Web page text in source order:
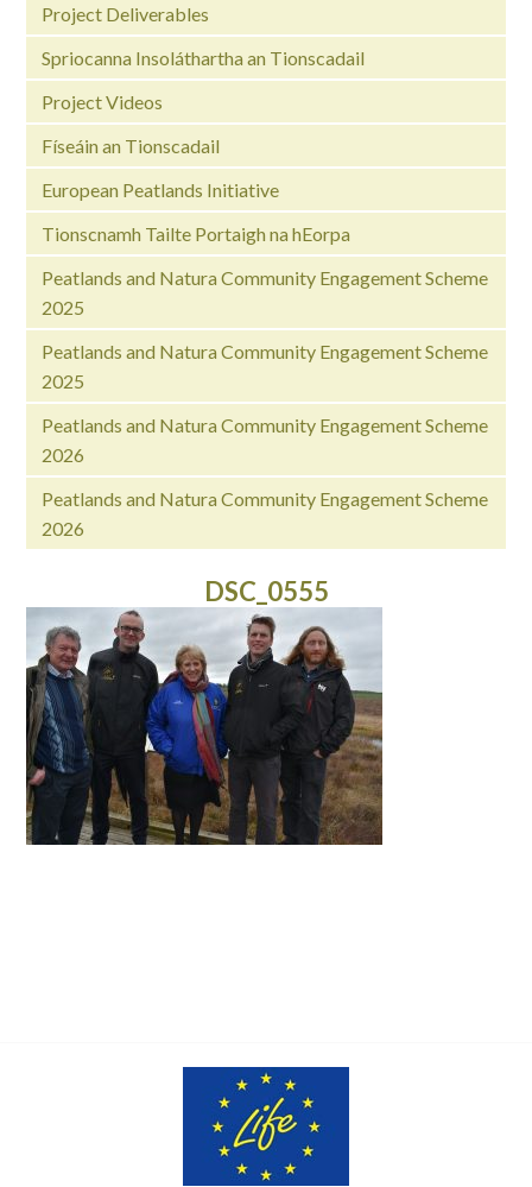
Project Deliverables
Spriocanna Insoláthartha an Tionscadail
Project Videos
Físeáin an Tionscadail
European Peatlands Initiative
Tionscnamh Tailte Portaigh na hEorpa
Peatlands and Natura Community Engagement Scheme
2025
Peatlands and Natura Community Engagement Scheme
2025
Peatlands and Natura Community Engagement Scheme
2026
Peatlands and Natura Community Engagement Scheme
2026
DSC_0555